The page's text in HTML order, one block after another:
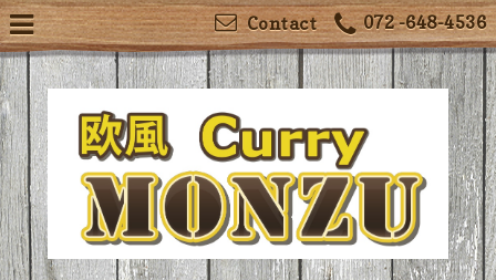
072 -648-4536
Contact